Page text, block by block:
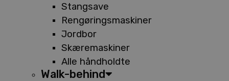
Stangsave
Rengøringsmaskiner
Jordbor
Skæremaskiner
Alle håndholdte
Walk-behind